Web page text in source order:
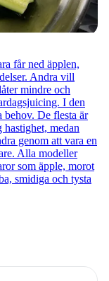
får ned äpplen,
Andra vill
mindre och
I den
De flesta är
medan
genom att vara en
Alla modeller
som äpple, morot
smidiga och tysta